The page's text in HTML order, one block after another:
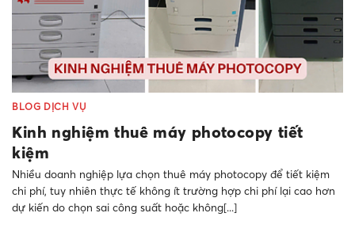
BLOG DỊCH VỤ
Kinh nghiệm thuê máy photocopy tiết
kiệm
Nhiều doanh nghiệp lựa chọn thuê máy photocopy để tiết kiệm
chi phí, tuy nhiên thực tế không ít trường hợp chi phí lại cao hơn
dự kiến do chọn sai công suất hoặc không[...]